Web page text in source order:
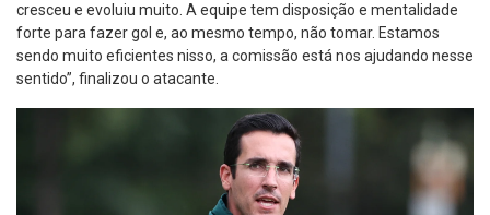
cresceu e evoluiu muito. A equipe tem disposição e mentalidade
forte para fazer gol e, ao mesmo tempo, não tomar. Estamos
sendo muito eficientes nisso, a comissão está nos ajudando nesse
sentido”, finalizou o atacante.